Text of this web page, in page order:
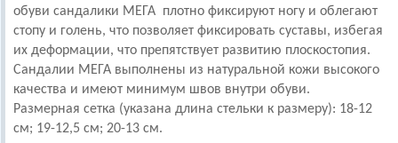
обуви сандалики МЕГА плотно фиксируют ногу и облегают
стопу и голень, что позволяет фиксировать суставы, избегая
их деформации, что препятствует развитию плоскостопия.
Сандалии МЕГА выполнены из натуральной кожи высокого
качества и имеют минимум швов внутри обуви.
Размерная сетка (указана длина стельки к размеру): 18-12
см; 19-12,5 см; 20-13 см.